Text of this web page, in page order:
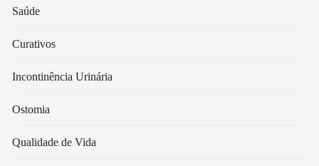
Saúde
Curativos
Incontinência Urinária
Ostomia
Qualidade de Vida